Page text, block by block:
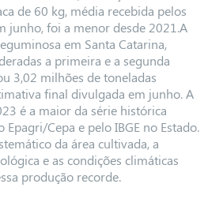
de 60 kg, média recebida pelos
junho, foi a menor desde 2021.A
em Santa Catarina,
a primeira e a segunda
3,02 milhões de toneladas
final divulgada em junho. A
é a maior da série histórica
Epagri/Cepa e pelo IBGE no Estado.
da área cultivada, a
e as condições climáticas
produção recorde.